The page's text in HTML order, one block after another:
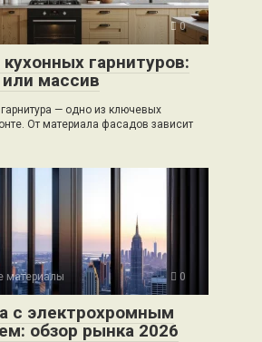
0
гарнитуров:
массив
— одно из ключевых
От материала фасадов зависит
материалы 0
с электрохромным
обзор рынка 2026